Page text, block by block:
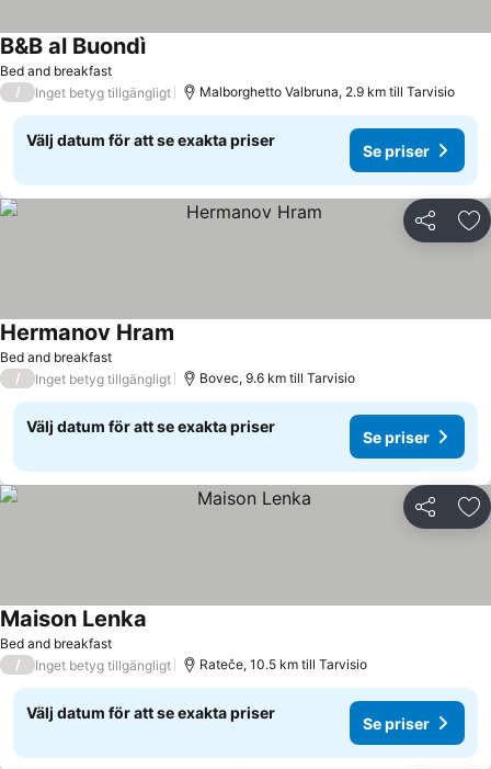
Bed and breakfast
B&B al BuondìSe priser
/ Inget betyg tillgängligt Malborghetto Valbruna, 2.9 km till Tarvisio
Välj datum för att se exakta priser
Se priser
Dela
Bed and breakfast
Hermanov Hram
/ Inget betyg tillgängligt Bovec, 9.6 km till Tarvisio
Välj datum för att se exakta priser
Se priser
Dela
Bed and breakfast
Maison Lenka
/ Inget betyg tillgängligt Rateče, 10.5 km till Tarvisio
Välj datum för att se exakta priser
Se priser